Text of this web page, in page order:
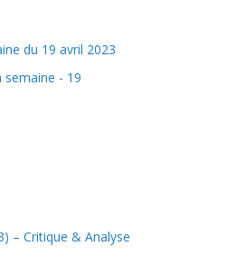
du 19 avril 2023
– Critique & Analyse